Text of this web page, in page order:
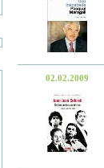
02.02.2009